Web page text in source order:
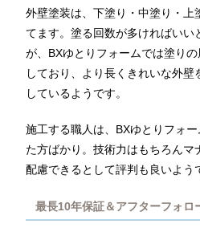
外壁塗装は、下塗り・中塗り・上
てます。塗る回数が多ければいい
が、BXゆとりフォームでは塗り
しており、より長くきれいな外
しているようです。
施工する職人は、BXゆとりフォ
た方ばかり。技術力はもちろんマ
配慮できるとして評判も良いよう
最長10年保証＆アフターフォロ